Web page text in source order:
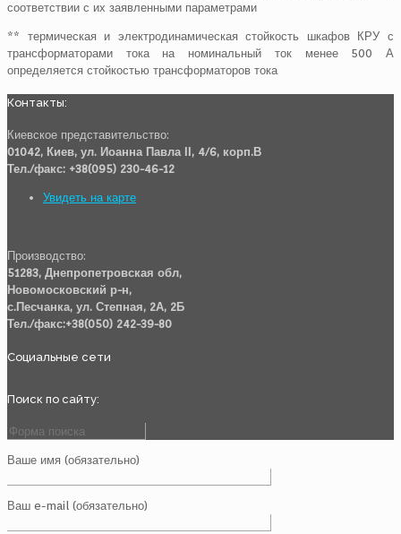
соответствии с их заявленными параметрами
** термическая и электродинамическая стойкость шкафов КРУ с
трансформаторами тока на номинальный ток менее 500 А
определяется стойкостью трансформаторов тока
Контакты:
Киевское представительство:
01042, Киев, ул. Иоанна Павла ІІ, 4/6, корп.В
Тел./факс: +38(095) 230-46-12
Увидеть на карте
Производство:
51283, Днепропетровская обл,
Новомосковский р-н,
с.Песчанка, ул. Степная, 2А, 2Б
Тел./факс:+38(050) 242-39-80
Социальные сети
Поиск по сайту:
Ваше имя (обязательно)
Ваш e-mail (обязательно)